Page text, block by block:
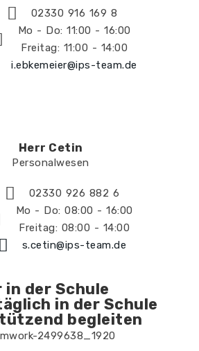
02330 916 169 8
Mo - Do: 11:00 - 16:00
Freitag: 11:00 - 14:00
i.ebkemeier@ips-team.de
Herr Cetin
Personalwesen
02330 926 882 6
Mo - Do: 08:00 - 16:00
Freitag: 08:00 - 14:00
s.cetin@ips-team.de
in der Schule
in der Schule
begleiten